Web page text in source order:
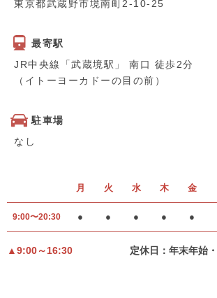
東京都武蔵野市境南町2-10-25
最寄駅
JR中央線「武蔵境駅」 南口 徒歩2分
（イトーヨーカドーの目の前）
駐車場
なし
月 火 水 木 金
9:00〜20:30 ● ● ● ● ●
▲9:00～16:30 定休日：年末年始